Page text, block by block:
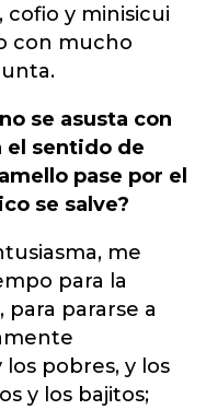
cofio y minisicui
con mucho
se asusta con
el sentido de
pase por el
se salve?
me
para la
para pararse a
pobres, y los
y los bajitos;